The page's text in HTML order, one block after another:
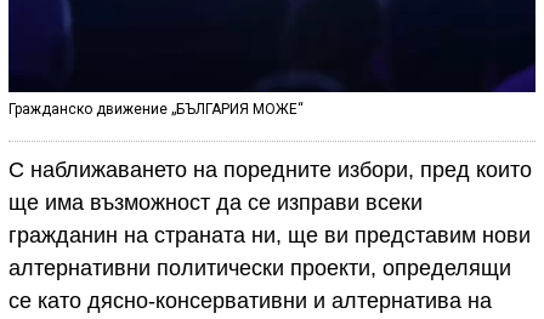
Гражданско движение „БЪЛГАРИЯ МОЖЕ“
С наближаването на поредните избори, пред които
ще има възможност да се изправи всеки
гражданин на страната ни, ще ви представим нови
алтернативни политически проекти, определящи
се като дясно-консервативни и алтернатива на